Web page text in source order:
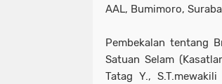
AAL, Bumimoro,
Pembekalan tentang
Satuan Selam
Tatag Y.,